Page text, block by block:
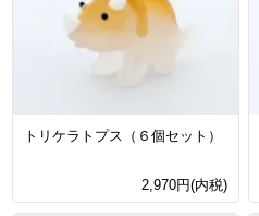
トリケラトプス（６個セット）
2,970円(内税)